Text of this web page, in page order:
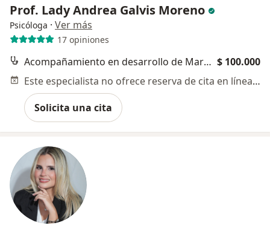
Prof. Lady Andrea Galvis Moreno
Psicóloga · Ver más
17 opiniones
Acompañamiento en desarrollo de Marca Personal $ 100.000
Este especialista no ofrece reserva de cita en línea en esta dirección.
Solicita una cita